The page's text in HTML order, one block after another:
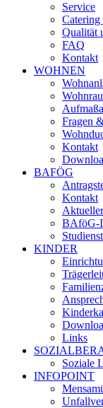
Service
Catering
Qualität
FAQ
Kontakt
WOHNEN
Fragen
Kontakt
BAFÖG
Kontakt
BAföG-
KINDER
Links
Soziale
INFOPOINT